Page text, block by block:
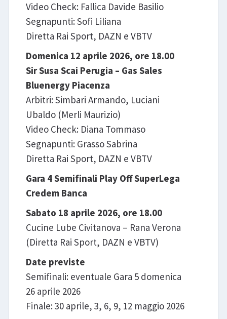
Video Check: Fallica Davide Basilio
Segnapunti: Sofi Liliana
Diretta Rai Sport, DAZN e VBTV
Domenica 12 aprile 2026, ore 18.00
Sir Susa Scai Perugia – Gas Sales
Bluenergy Piacenza
Arbitri: Simbari Armando, Luciani
Ubaldo (Merli Maurizio)
Video Check: Diana Tommaso
Segnapunti: Grasso Sabrina
Diretta Rai Sport, DAZN e VBTV
Gara 4 Semifinali Play Off SuperLega
Credem Banca
Sabato 18 aprile 2026, ore 18.00
Cucine Lube Civitanova – Rana Verona
(Diretta Rai Sport, DAZN e VBTV)
Date previste
Semifinali: eventuale Gara 5 domenica
26 aprile 2026
Finale: 30 aprile, 3, 6, 9, 12 maggio 2026